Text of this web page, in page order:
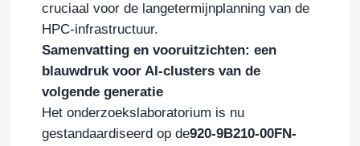
NVIDIA-optische transceiver
Extreme Draadloze Toegangspunten
cruciaal voor de langetermijnplanning van de
HPC-infrastructuur.
Samenvatting en vooruitzichten: een
blauwdruk voor AI-clusters van de
volgende generatie
Het onderzoekslaboratorium is nu
gestandaardiseerd op de920-9B210-00FN-